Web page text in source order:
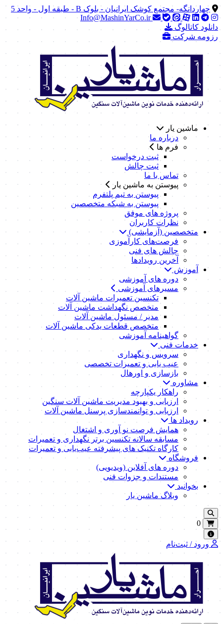
چهاردانگه- مجتمع کوشک ایرانیان - بلوک B - طبقه اول - واحد 5
Info@MashinYarCo.ir
دانلود کاتالوگ
رزومه شرکت
ماشین یار
درباره ما
فرم ها
ثبت درخواست
ثبت چالش
تماس با ما
پیوستن به ماشین یار
پیوستن به تیم پلتفرم
پیوستن به شبکه متخصصین
پروژه های موفق
نظرات کاربران
متخصصین (آزمایشی)
فرصت‌های کارآموزی
چالش های فنی
آخرین رویدادها
آموزش
دوره های آموزشی
مسیرهای آموزشی
تکنسین تعمیرات ماشین آلات
متخصص نگهداشت ماشین آلات
مدیر / مسئول ماشین آلات
متخصص قطعات یدکی ماشین آلات
گواهینامه آموزشی
خدمات فنی
سرویس و نگهداری
عیب یابی و تعمیرات تخصصی
بازسازی و اورهال
مشاوره
راهکار یکپارچه
ارزیابی و بهبود مدیریت ماشین آلات سنگین
ارزیابی و توانمندسازی پرسنل ماشین آلات
رویداد ها
همایش فرصت نو آوری و اشتغال
مسابقه سالانه تکنسین برتر نگهداری و تعمیرات
کارگاه تکنیک‌ های پیشرفته عیب‌یابی و تعمیرات
فروشگاه
دوره های آفلاین (ویدیویی)
مستندات و جزوات فنی
بخوانید
وبلاگ ماشین یار
0
ورود / ثبت‌نام